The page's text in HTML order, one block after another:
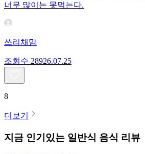
너무 많이는 못먹는다.
쓰리채맘
조회수 28926.07.25
8
더보기
지금 인기있는 일반식 음식 리뷰